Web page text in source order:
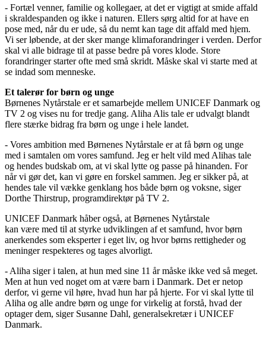
- Fortæl venner, familie og kollegaer, at det er vigtigt at smide affald
i skraldespanden og ikke i naturen. Ellers sørg altid for at have en
pose med, når du er ude, så du nemt kan tage dit affald med hjem.
Vi ser løbende, at der sker mange klimaforandringer i verden. Derfor
skal vi alle bidrage til at passe bedre på vores klode. Store
forandringer starter ofte med små skridt. Måske skal vi starte med at
se indad som menneske.
Et talerør for børn og unge
Børnenes Nytårstale er et samarbejde mellem UNICEF Danmark og
TV 2 og vises nu for tredje gang. Aliha Alis tale er udvalgt blandt
flere stærke bidrag fra børn og unge i hele landet.
- Vores ambition med Børnenes Nytårstale er at få børn og unge
med i samtalen om vores samfund. Jeg er helt vild med Alihas tale
og hendes budskab om, at vi skal lytte og passe på hinanden. For
når vi gør det, kan vi gøre en forskel sammen. Jeg er sikker på, at
hendes tale vil vække genklang hos både børn og voksne, siger
Dorthe Thirstrup, programdirektør på TV 2.
UNICEF Danmark håber også, at Børnenes Nytårstale
kan være med til at styrke udviklingen af et samfund, hvor børn
anerkendes som eksperter i eget liv, og hvor børns rettigheder og
meninger respekteres og tages alvorligt.
- Aliha siger i talen, at hun med sine 11 år måske ikke ved så meget.
Men at hun ved noget om at være barn i Danmark. Det er netop
derfor, vi gerne vil høre, hvad hun har på hjerte. For vi skal lytte til
Aliha og alle andre børn og unge for virkelig at forstå, hvad der
optager dem, siger Susanne Dahl, generalsekretær i UNICEF
Danmark.